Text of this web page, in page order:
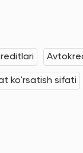
ko'rsatish sifati